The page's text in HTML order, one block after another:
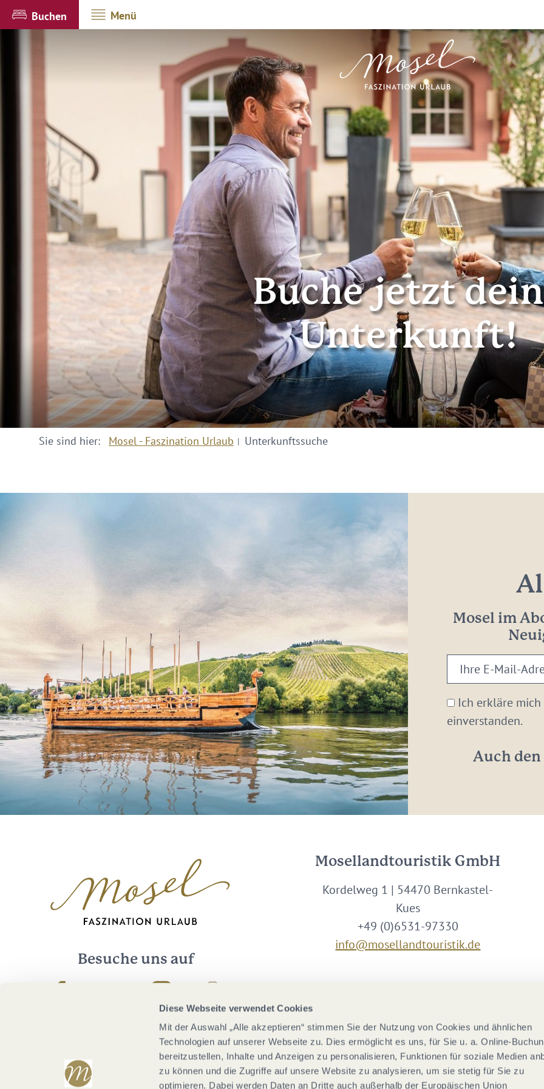
Diese Webseite verwendet Cookies
Mit der Auswahl „Alle akzeptieren“ stimmen Sie der Nutzung von Cookies und ähnlichen
Technologien auf unserer Webseite zu. Dies ermöglicht es uns, für Sie u. a. Online-
bereitzustellen, Inhalte und Anzeigen zu personalisieren, Funktionen für soziale Medien
zu können und die Zugriffe auf unsere Website zu analysieren, um sie stetig für Sie zu
optimieren. Dabei werden Daten an Dritte auch außerhalb der Europäischen Union
Buchen Menü
Buche jetzt
Unterkunft!
Sie sind hier: Mosel - Faszination Urlaub Unterkunftssuche
Mosel im
Ihre
E-
Mail-
Adresse:
Ich erkläre
einverstanden.
Auch den
Besuche uns auf
Mosellandtouristik GmbH
Kordelweg 1 | 54470 Bernkastel-
Kues
+49 (0)6531-97330
info@mosellandtouristik.de